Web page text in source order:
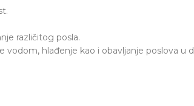
različitog posla.
hlađenje kao i obavljanje poslova u